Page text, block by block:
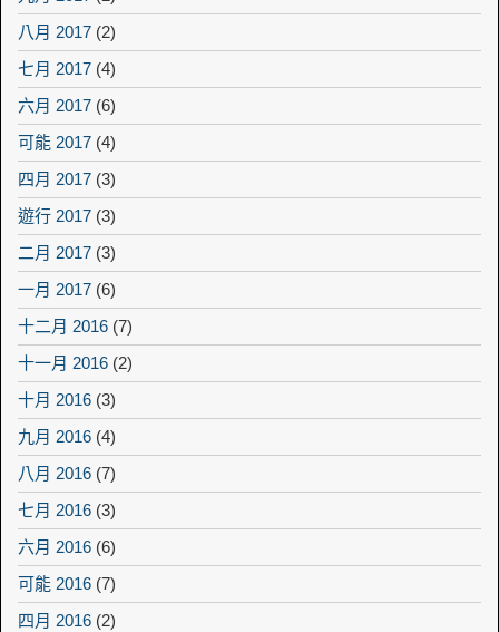
八月 2017 (2)
七月 2017 (4)
六月 2017 (6)
可能 2017 (4)
四月 2017 (3)
遊行 2017 (3)
二月 2017 (3)
一月 2017 (6)
十二月 2016 (7)
十一月 2016 (2)
十月 2016 (3)
九月 2016 (4)
八月 2016 (7)
七月 2016 (3)
六月 2016 (6)
可能 2016 (7)
四月 2016 (2)